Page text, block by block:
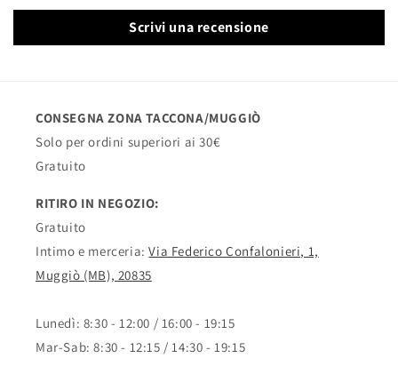
Scrivi una recensione
CONSEGNA ZONA TACCONA/MUGGIÒ
Solo per ordini superiori ai 30€
Gratuito
RITIRO IN NEGOZIO:
Gratuito
Intimo e merceria:Via Federico Confalonieri, 1,
Muggiò (MB), 20835
Lunedì: 8:30 - 12:00 / 16:00 - 19:15
Mar-Sab: 8:30 - 12:15 / 14:30 - 19:15